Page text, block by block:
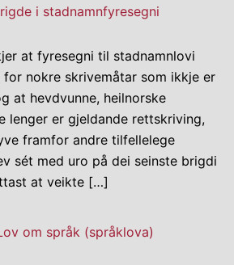
i stadnamnfyresegni
at fyresegni til stadnamnlovi
nokre skrivemåtar som ikkje er
at hevdvunne, heilnorske
lenger er gjeldande rettskriving,
framfor andre tilfellelege
sét med uro på dei seinste brigdi
at veikte […]
om språk (språklova)